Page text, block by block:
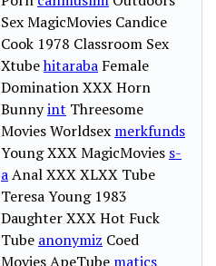
Sex MagicMovies Candice
Cook 1978 Classroom Sex
Xtubehitaraba Female
Domination XXX Horn
Bunnyint Threesome
Movies Worldsex merkfunds
Young XXX MagicMovies s-
aAnal XXX XLXX Tube
Teresa Young 1983
Daughter XXX Hot Fuck
Tube anonymiz Coed
Movies ApeTube matics